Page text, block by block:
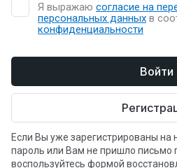
Я выражаю согласие на
персональных данных в
конфиденциальности
Войти
Если Вы уже зарегистрированы на
пароль или Вам не пришло письмо
воспользуйтесь формой